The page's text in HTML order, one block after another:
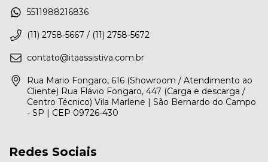
5511988216836
(11) 2758-5667 / (11) 2758-5672
contato@itaassistiva.com.br
Rua Mario Fongaro, 616 (Showroom / Atendimento ao
Cliente) Rua Flávio Fongaro, 447 (Carga e descarga /
Centro Técnico) Vila Marlene | São Bernardo do Campo
- SP | CEP 09726-430
Redes Sociais